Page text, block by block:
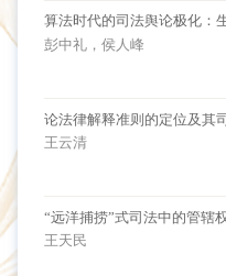
算法时代的司法舆论极化：
彭中礼，侯人峰
论法律解释准则的定位及其
王云清
“远洋捕捞”式司法中的管辖
王天民